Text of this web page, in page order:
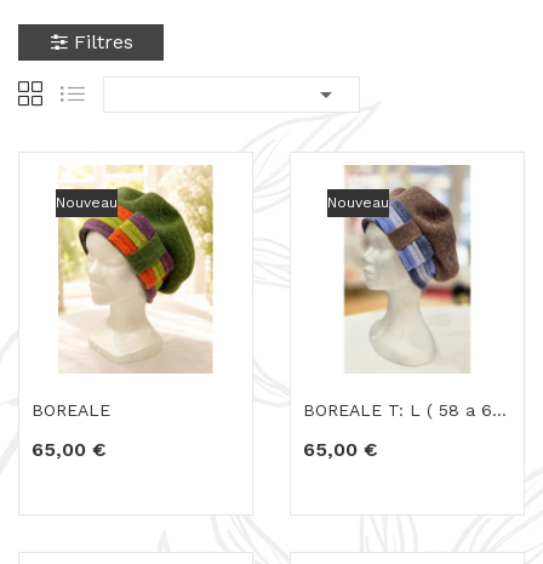
Filtres

Nouveau
BOREALE
65,00 €
Nouveau
BOREALE T: L ( 58 a 61 cm )
65,00 €